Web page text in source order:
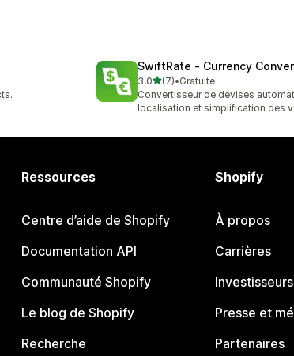
SwiftRate ‑ Currency
3,0étoile(s) sur 5
(7)
7 avis au total
•Gratuite
Convertisseur de devises
localisation et simplification des
Ressources
Centre d’aide de Shopify
Documentation API
Communauté Shopify
Le blog de Shopify
Recherche
Shopify
À propos
Carrières
Investisseurs
Presse et
Partenaires